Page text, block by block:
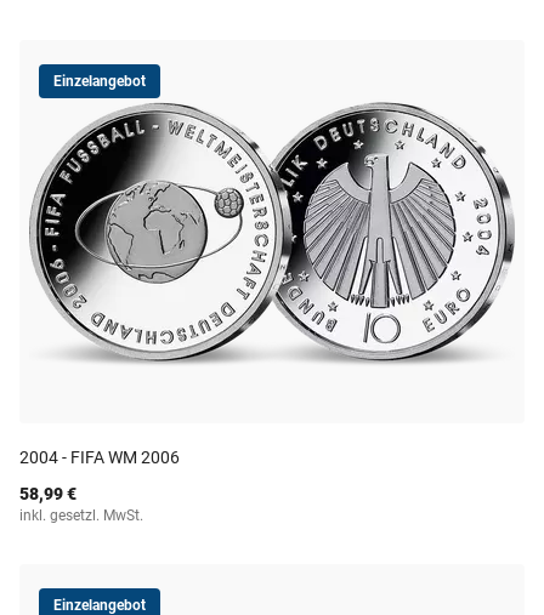
Einzelangebot
2004 - FIFA WM 2006
58,99 €
inkl. gesetzl. MwSt.
Einzelangebot